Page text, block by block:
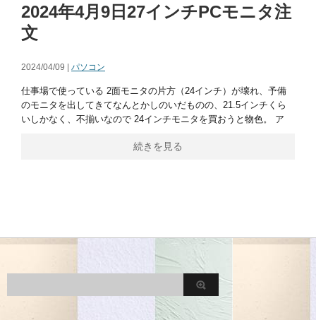
2024年4月9日27インチPCモニタ注
文
2024/04/09 | パソコン
仕事場で使っている 2面モニタの片方（24インチ）が壊れ、予備
のモニタを出してきてなんとかしのいだものの、21.5インチくら
いしかなく、不揃いなので 24インチモニタを買おうと物色。 ア
続きを見る